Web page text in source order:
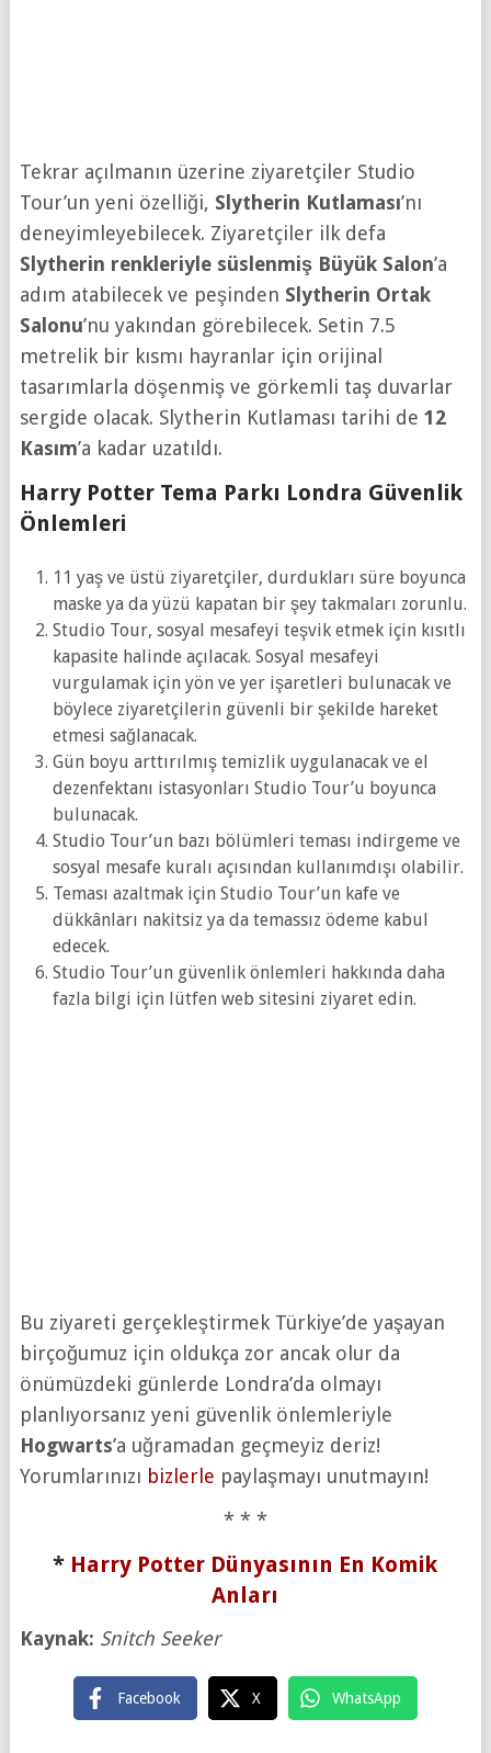
Tekrar açılmanın üzerine ziyaretçiler Studio
Tour’un yeni özelliği, Slytherin Kutlaması’nı
deneyimleyebilecek. Ziyaretçiler ilk defa
Slytherin renkleriyle süslenmiş Büyük Salon’a
adım atabilecek ve peşinden Slytherin Ortak
Salonu’nu yakından görebilecek. Setin 7.5
metrelik bir kısmı hayranlar için orijinal
tasarımlarla döşenmiş ve görkemli taş duvarlar
sergide olacak. Slytherin Kutlaması tarihi de 12
Kasım’a kadar uzatıldı.
Harry Potter Tema Parkı Londra Güvenlik
Önlemleri
11 yaş ve üstü ziyaretçiler, durdukları süre boyunca
maske ya da yüzü kapatan bir şey takmaları zorunlu.
Studio Tour, sosyal mesafeyi teşvik etmek için kısıtlı
kapasite halinde açılacak. Sosyal mesafeyi
vurgulamak için yön ve yer işaretleri bulunacak ve
böylece ziyaretçilerin güvenli bir şekilde hareket
etmesi sağlanacak.
Gün boyu arttırılmış temizlik uygulanacak ve el
dezenfektanı istasyonları Studio Tour’u boyunca
bulunacak.
Studio Tour’un bazı bölümleri teması indirgeme ve
sosyal mesafe kuralı açısından kullanımdışı olabilir.
Teması azaltmak için Studio Tour’un kafe ve
dükkânları nakitsiz ya da temassız ödeme kabul
edecek.
Studio Tour’un güvenlik önlemleri hakkında daha
fazla bilgi için lütfen web sitesini ziyaret edin.
Bu ziyareti gerçekleştirmek Türkiye’de yaşayan
birçoğumuz için oldukça zor ancak olur da
önümüzdeki günlerde Londra’da olmayı
planlıyorsanız yeni güvenlik önlemleriyle
Hogwarts’a uğramadan geçmeyiz deriz!
Yorumlarınızı bizlerle paylaşmayı unutmayın!
* * *
* Harry Potter Dünyasının En Komik
Anları
Kaynak: Snitch Seeker
Facebook X WhatsApp